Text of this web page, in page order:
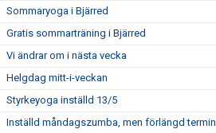
Sommaryoga i Bjärred
Gratis sommarträning i Bjärred
Vi ändrar om i nästa vecka
Helgdag mitt-i-veckan
Styrkeyoga inställd 13/5
Inställd måndagszumba, men förlängd termin